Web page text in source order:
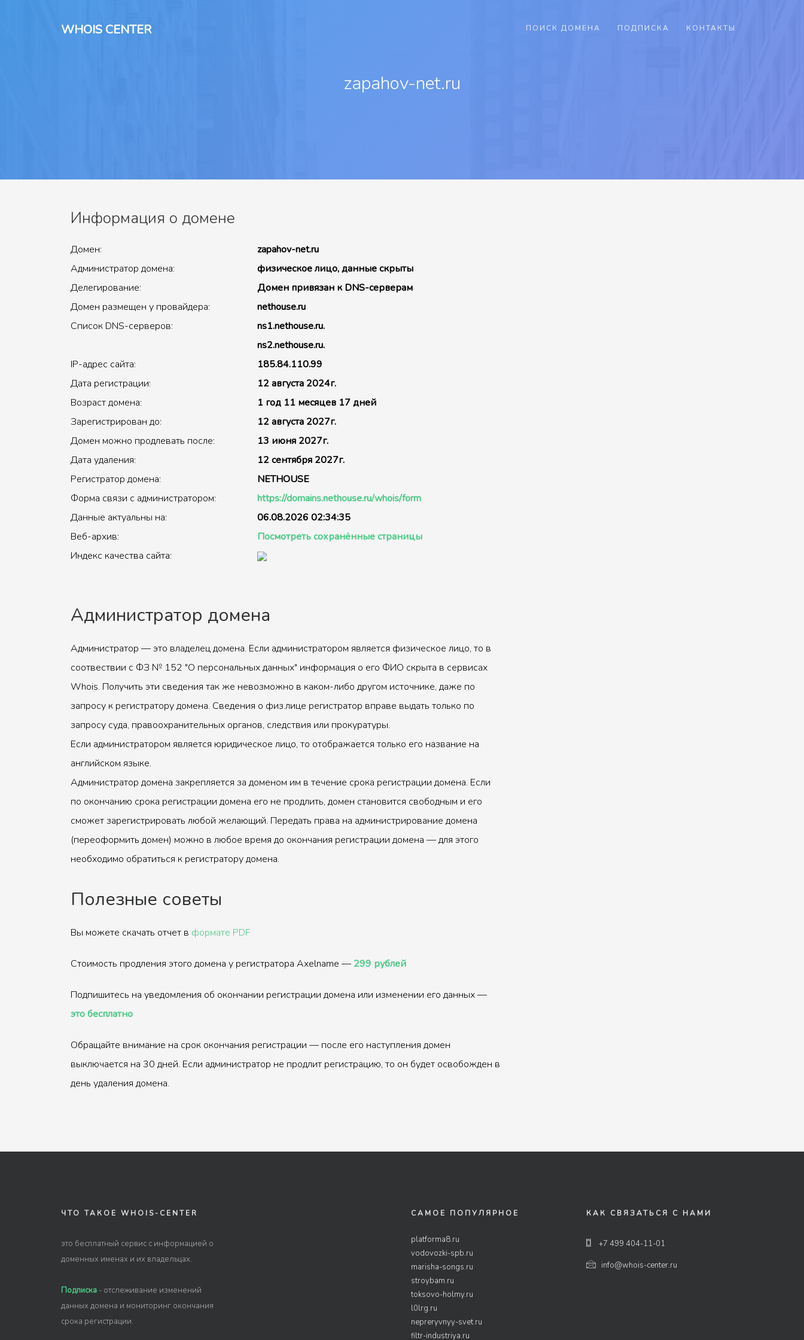
WHOIS CENTER ПОИСК ДОМЕНА ПОДПИСКА КОНТАКТЫ
zapahov-net.ru
Информация о домене
Домен:
zapahov-net.ru
Администратор домена:
физическое лицо, данные скрыты
Делегирование:
Домен привязан к DNS-серверам
Домен размещен у провайдера:
nethouse.ru
Список DNS-серверов:
ns1.nethouse.ru.
ns2.nethouse.ru.
IP-адрес сайта:
185.84.110.99
Дата регистрации:
12 августа 2024г.
Возраст домена:
1 год 11 месяцев 17 дней
Зарегистрирован до:
12 августа 2027г.
Домен можно продлевать после:
13 июня 2027г.
Дата удаления:
12 сентября 2027г.
Регистратор домена:
NETHOUSE
Форма связи с администратором:
https://domains.nethouse.ru/whois/form
Данные актуальны на:
06.08.2026 02:34:35
Веб-архив:
Посмотреть сохранённые страницы
Индекс качества сайта:
Администратор домена
Администратор — это владелец домена. Если администратором является физическое лицо, то в
соотвествии с ФЗ № 152 "О персональных данных" информация о его ФИО скрыта в сервисах
Whois. Получить эти сведения так же невозможно в каком-либо другом источнике, даже по
запросу к регистратору домена. Сведения о физ.лице регистратор вправе выдать только по
запросу суда, правоохранительных органов, следствия или прокуратуры.
Если администратором является юридическое лицо, то отображается только его название на
английском языке.
Администратор домена закрепляется за доменом им в течение срока регистрации домена. Если
по окончанию срока регистрации домена его не продлить, домен становится свободным и его
сможет зарегистрировать любой желающий. Передать права на администрирование домена
(переоформить домен) можно в любое время до окончания регистрации домена — для этого
необходимо обратиться к регистратору домена.
Полезные советы
Вы можете скачать отчет в формате PDF
Стоимость продления этого домена у регистратора Axelname — 299 рублей
Подпишитесь на уведомления об окончании регистрации домена или изменении его данных —
это бесплатно
Обращайте внимание на срок окончания регистрации — после его наступления домен
выключается на 30 дней. Если администратор не продлит регистрацию, то он будет освобожден в
день удаления домена.
ЧТО ТАКОЕ WHOIS-CENTER
это бесплатный сервис с информацией о
доменных именах и их владельцах.
Подписка - отслеживание изменений
данных домена и мониторинг окончания
срока регистрации.
САМОЕ ПОПУЛЯРНОЕ
platforma8.ru
vodovozki-spb.ru
marisha-songs.ru
stroybam.ru
toksovo-holmy.ru
l0lrg.ru
nepreryvnyy-svet.ru
filtr-industriya.ru
КАК СВЯЗАТЬСЯ С НАМИ
+7 499 404-11-01
info@whois-center.ru